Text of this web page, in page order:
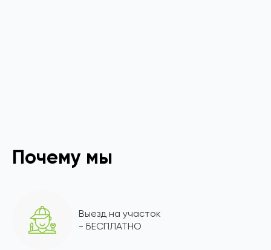
Почему мы
Выезд на участок
- БЕСПЛАТНО